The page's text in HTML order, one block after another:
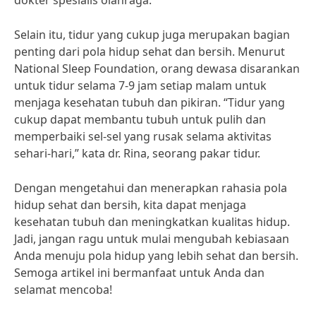
Selain itu, tidur yang cukup juga merupakan bagian
penting dari pola hidup sehat dan bersih. Menurut
National Sleep Foundation, orang dewasa disarankan
untuk tidur selama 7-9 jam setiap malam untuk
menjaga kesehatan tubuh dan pikiran. “Tidur yang
cukup dapat membantu tubuh untuk pulih dan
memperbaiki sel-sel yang rusak selama aktivitas
sehari-hari,” kata dr. Rina, seorang pakar tidur.
Dengan mengetahui dan menerapkan rahasia pola
hidup sehat dan bersih, kita dapat menjaga
kesehatan tubuh dan meningkatkan kualitas hidup.
Jadi, jangan ragu untuk mulai mengubah kebiasaan
Anda menuju pola hidup yang lebih sehat dan bersih.
Semoga artikel ini bermanfaat untuk Anda dan
selamat mencoba!